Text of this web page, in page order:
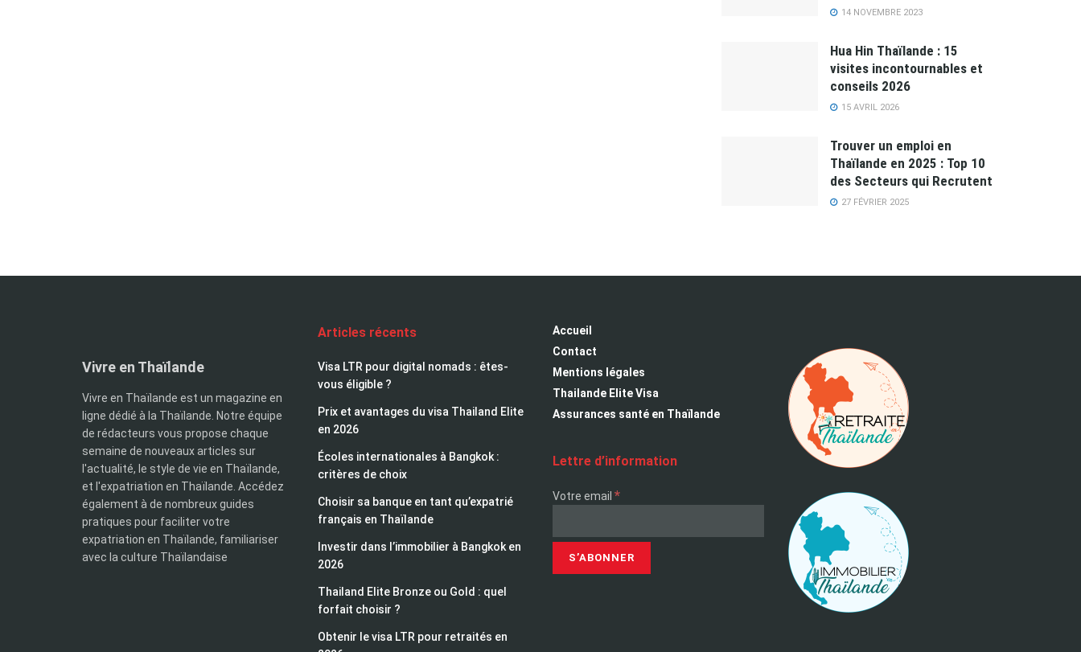
14 NOVEMBRE 2023
Hua Hin Thaïlande : 15
visites incontournables et
conseils 2026
15 AVRIL 2026
Trouver un emploi en
Thaïlande en 2025 : Top 10
des Secteurs qui Recrutent
27 FÉVRIER 2025
Vivre en Thaïlande
Vivre en Thaïlande est un magazine en
ligne dédié à la Thaïlande. Notre équipe
de rédacteurs vous propose chaque
semaine de nouveaux articles sur
l'actualité, le style de vie en Thaïlande,
et l'expatriation en Thaïlande. Accédez
également à de nombreux guides
pratiques pour faciliter votre
expatriation en Thaïlande, familiariser
avec la culture Thaïlandaise
Articles récents
Visa LTR pour digital nomads : êtes-
vous éligible ?
Prix et avantages du visa Thailand Elite
en 2026
Écoles internationales à Bangkok :
critères de choix
Choisir sa banque en tant qu’expatrié
français en Thaïlande
Investir dans l’immobilier à Bangkok en
2026
Thailand Elite Bronze ou Gold : quel
forfait choisir ?
Obtenir le visa LTR pour retraités en
Accueil
Contact
Mentions légales
Thailande Elite Visa
Assurances santé en Thaïlande
Lettre d’information
Votre email *